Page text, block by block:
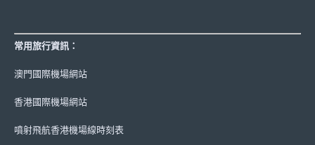
常用旅行資訊：
澳門國際機場網站
香港國際機場網站
噴射飛航香港機場線時刻表